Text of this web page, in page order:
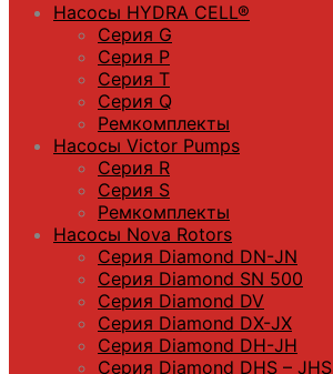
Насосы HYDRA CELL®
Серия G
Серия P
Серия T
Серия Q
Ремкомплекты
Насосы Victor Pumps
Серия R
Серия S
Ремкомплекты
Насосы Nova Rotors
Серия Diamond DN-JN
Серия Diamond SN 500
Серия Diamond DV
Серия Diamond DX-JX
Серия Diamond DH-JH
Серия Diamond DHS – JHS